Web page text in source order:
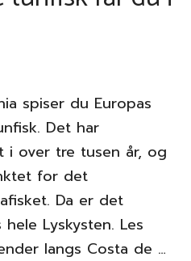
spiser du Europas
Det har
i over tre tusen år, og
for det
Da er det
Lyskysten. Les
langs Costa de …